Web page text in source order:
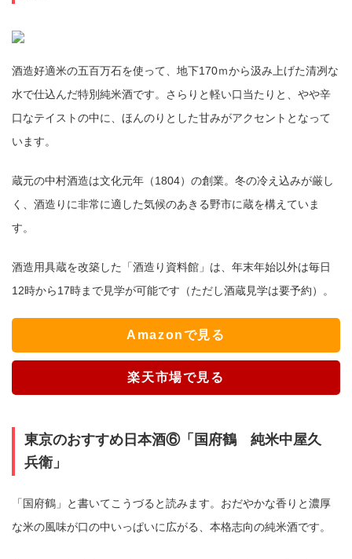
酒造好適米の五百万石を使って、地下170ｍから汲み上げた清冽な
水で仕込んだ特別純米酒です。さらりと軽い口当たりと、やや辛
口なテイストの中に、ほんのりとした甘みがアクセントとなって
います。
蔵元の中村酒造は文化元年（1804）の創業。冬の冷え込みが厳し
く、酒造りに非常に適した気候のあきる野市に蔵を構えていま
す。
酒造用具蔵を改築した「酒造り資料館」は、年末年始以外は毎日
12時から17時まで見学が可能です（ただし酒蔵見学は要予約）。
Amazonで見る
楽天市場で見る
東京のおすすめ日本酒⑥「国府鶴 純米中屋久
兵衛」
「国府鶴」と書いてこうづると読みます。おだやかな香りと濃厚
な米の風味が口の中いっぱいに広がる、本格志向の純米酒です。